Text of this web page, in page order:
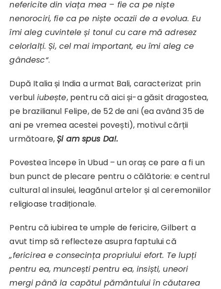
nefericite din viața mea – fie ca pe niște
nenorociri, fie ca pe niște ocazii de a evolua. Eu
îmi aleg cuvintele și tonul cu care mă adresez
celorlalți. Și, cel mai important, eu îmi aleg ce
gândesc“.
După Italia și India a urmat Bali, caracterizat prin
verbul iubește, pentru că aici și-a găsit dragostea,
pe brazilianul Felipe, de 52 de ani (ea având 35 de
ani pe vremea acestei povești), motivul cărții
următoare,Și am spus Da!.
Povestea începe în Ubud – un oraș ce pare a fi un
bun punct de plecare pentru o călătorie: e centrul
cultural al insulei, leagănul artelor și al ceremoniilor
religioase tradiționale.
Pentru că iubirea te umple de fericire, Gilbert a
avut timp să reflecteze asupra faptului că
„fericirea e consecința propriului efort. Te lupți
pentru ea, muncești pentru ea, insiști, uneori
mergi până la capătul pământului în căutarea